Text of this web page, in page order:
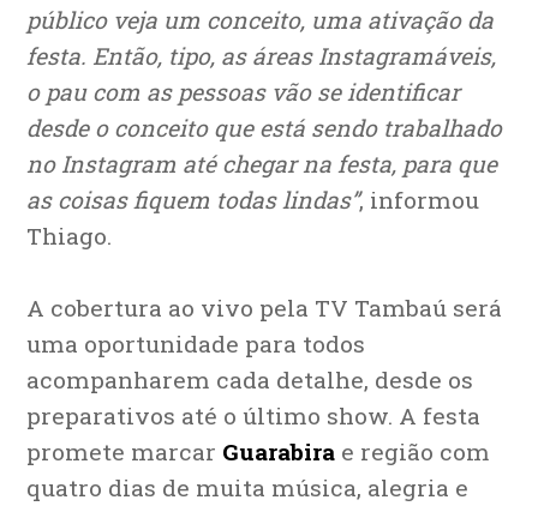
público veja um conceito, uma ativação da
festa. Então, tipo, as áreas Instagramáveis,
o pau com as pessoas vão se identificar
desde o conceito que está sendo trabalhado
no Instagram até chegar na festa, para que
as coisas fiquem todas lindas”, informou
Thiago.
A cobertura ao vivo pela TV Tambaú será
uma oportunidade para todos
acompanharem cada detalhe, desde os
preparativos até o último show. A festa
promete marcar Guarabira e região com
quatro dias de muita música, alegria e